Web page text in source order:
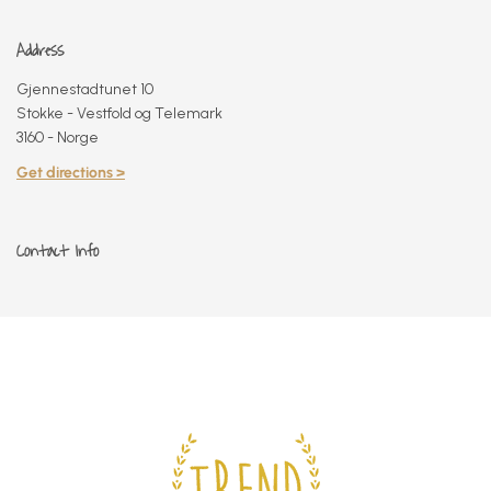
Address
Gjennestadtunet 10
Stokke - Vestfold og Telemark
3160 - Norge
Get directions >
Contact Info